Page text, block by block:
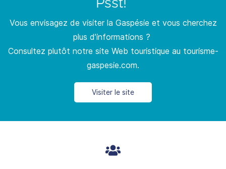
Vous envisagez de visiter la Gaspésie et vous cherchez
plus d’informations ?
Consultez plutôt notre site Web touristique au tourisme-
gaspesie.com.
Visiter le site